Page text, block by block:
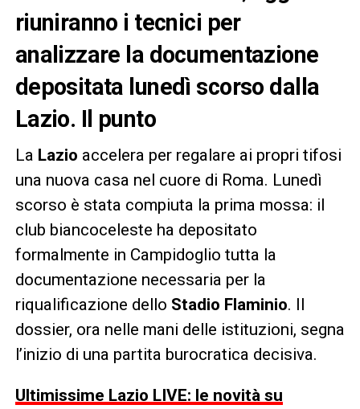
riuniranno i tecnici per
analizzare la documentazione
depositata lunedì scorso dalla
Lazio. Il punto
La Lazio accelera per regalare ai propri tifosi
una nuova casa nel cuore di Roma. Lunedì
scorso è stata compiuta la prima mossa: il
club biancoceleste ha depositato
formalmente in Campidoglio tutta la
documentazione necessaria per la
riqualificazione dello Stadio Flaminio. Il
dossier, ora nelle mani delle istituzioni, segna
l’inizio di una partita burocratica decisiva.
Ultimissime Lazio LIVE: le novità su